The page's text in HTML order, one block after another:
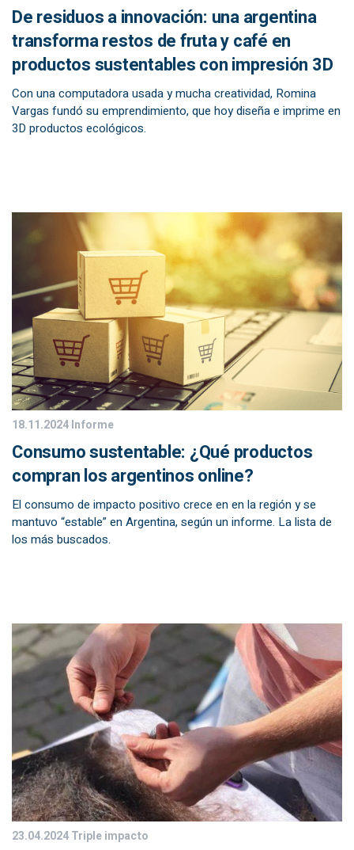
De residuos a innovación: una argentina
transforma restos de fruta y café en
productos sustentables con impresión 3D
Con una computadora usada y mucha creatividad, Romina
Vargas fundó su emprendimiento, que hoy diseña e imprime en
3D productos ecológicos.
18.11.2024Informe
Consumo sustentable: ¿Qué productos
compran los argentinos online?
El consumo de impacto positivo crece en en la región y se
mantuvo “estable” en Argentina, según un informe. La lista de
los más buscados.
23.04.2024Triple impacto